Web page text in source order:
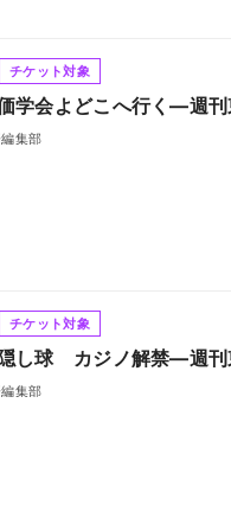
チケット対象
学会よどこへ行く―週
集部
チケット対象
し球 カジノ解禁―週
集部